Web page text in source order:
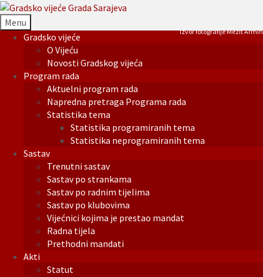
Menu
Gradsko vijeće
O Vijeću
Novosti Gradskog vijeća
Program rada
Aktuelni program rada
Napredna pretraga Programa rada
Statistika tema
Statistika programiranih tema
Statistika neprogramiranih tema
Sastav
Trenutni sastav
Sastav po strankama
Sastav po radnim tijelima
Sastav po klubovima
Vijećnici kojima je prestao mandat
Radna tijela
Prethodni mandati
Akti
Statut
Izvor fotografije Mezit Armin